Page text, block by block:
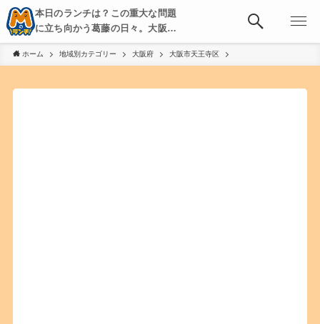
本日のランチは？この重大な問題
に立ち向かう葛藤の日々。大阪・
京都・神戸を中心とした食べ歩
き、飲み歩きを綴る。
ホーム 地域別カテゴリー 大阪府 大阪市天王寺区